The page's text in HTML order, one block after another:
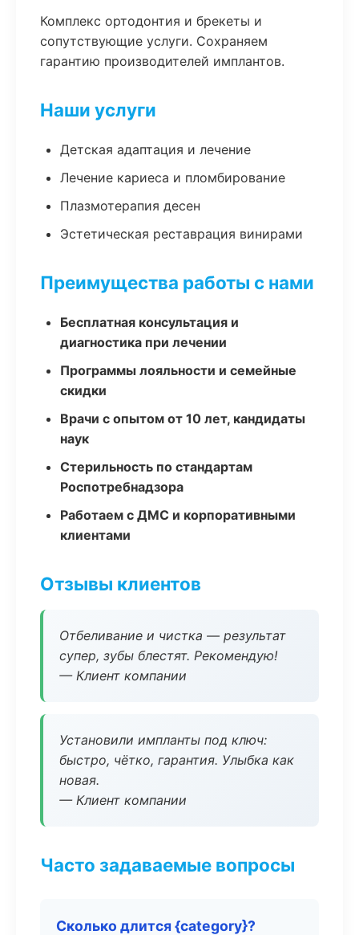
Комплекс ортодонтия и брекеты и
сопутствующие услуги. Сохраняем
гарантию производителей имплантов.
Наши услуги
Детская адаптация и лечение
Лечение кариеса и пломбирование
Плазмотерапия десен
Эстетическая реставрация винирами
Преимущества работы с нами
Бесплатная консультация и
диагностика при лечении
Программы лояльности и семейные
скидки
Врачи с опытом от 10 лет, кандидаты
наук
Стерильность по стандартам
Роспотребнадзора
Работаем с ДМС и корпоративными
клиентами
Отзывы клиентов
Отбеливание и чистка — результат
супер, зубы блестят. Рекомендую!
— Клиент компании
Установили импланты под ключ:
быстро, чётко, гарантия. Улыбка как
новая.
— Клиент компании
Часто задаваемые вопросы
Сколько длится {category}?